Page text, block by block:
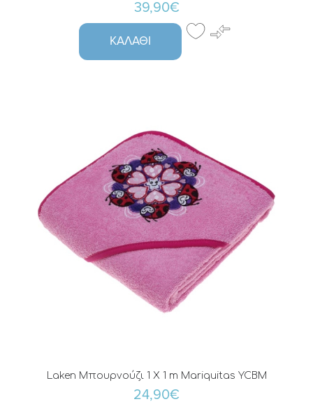
39,90€
ΚΑΛΆΘΙ
Laken Μπουρνούζι 1 X 1 m Mariquitas YCBM
24,90€